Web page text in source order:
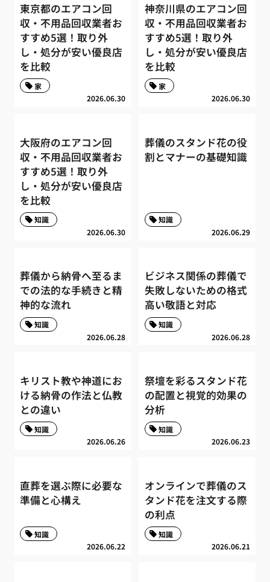
東京都のエアコン回
収・不用品回収業者お
すすめ5選！取り外
し・処分が安い優良店
を比較
2026.06.30
家
神奈川県のエアコン回
収・不用品回収業者お
すすめ5選！取り外
し・処分が安い優良店
を比較
2026.06.30
家
大阪府のエアコン回
収・不用品回収業者お
すすめ5選！取り外
し・処分が安い優良店
を比較
2026.06.30
知識
葬儀のスタンド花の役
割とマナーの基礎知識
2026.06.29
知識
葬儀から納骨へ至るま
での法的な手続きと精
神的な流れ
2026.06.28
知識
ビジネス関係の葬儀で
失敗しないための格式
高い敬語と対応
2026.06.28
知識
キリスト教や神道にお
ける納骨の作法と仏教
との違い
2026.06.26
知識
祭壇を彩るスタンド花
の配置と視覚的効果の
分析
2026.06.23
知識
直葬を選ぶ際に必要な
準備と心構え
2026.06.22
知識
オンラインで葬儀のス
タンド花を注文する際
の利点
2026.06.21
知識